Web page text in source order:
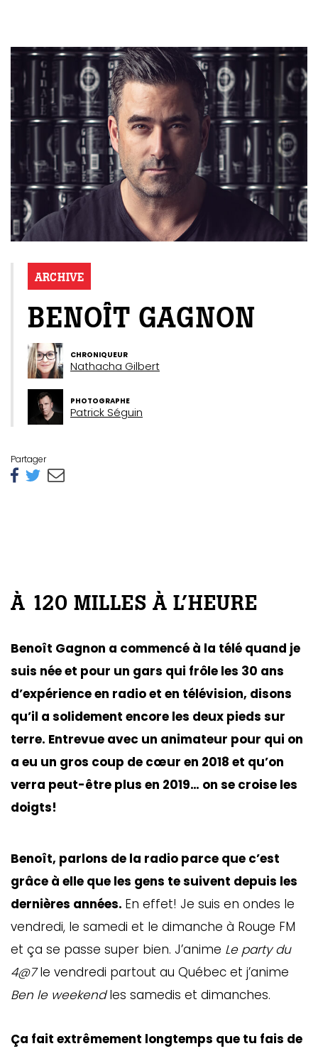
ARCHIVE
BENOÎT GAGNON
CHRONIQUEUR
Nathacha Gilbert
PHOTOGRAPHE
Patrick Séguin
Partager
À 120 MILLES À L’HEURE
Benoît Gagnon a commencé à la télé quand je
suis née et pour un gars qui frôle les 30 ans
d’expérience en radio et en télévision, disons
qu’il a solidement encore les deux pieds sur
terre. Entrevue avec un animateur pour qui on
a eu un gros coup de cœur en 2018 et qu’on
verra peut-être plus en 2019… on se croise les
doigts!
Benoît, parlons de la radio parce que c’est
grâce à elle que les gens te suivent depuis les
dernières années. En effet! Je suis en ondes le
vendredi, le samedi et le dimanche à Rouge FM
et ça se passe super bien. J’anime Le party du
4@7le vendredi partout au Québec et j’anime
Ben le weekendles samedis et dimanches.
Ça fait extrêmement longtemps que tu fais de